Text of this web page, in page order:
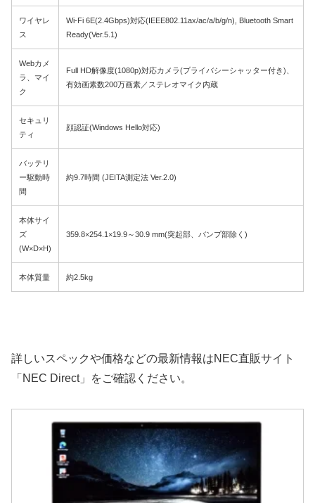
ワイヤレ
ス
Wi-Fi 6E(2.4Gbps)対応(IEEE802.11ax/ac/a/b/g/n), Bluetooth Smart
Ready(Ver.5.1)
Webカメ
ラ、マイ
ク
Full HD解像度(1080p)対応カメラ(プライバシーシャッター付き)、
有効画素数200万画素／ステレオマイク内蔵
セキュリ
ティ
顔認証(Windows Hello対応)
バッテリ
ー駆動時
間
約9.7時間 (JEITA測定法 Ver.2.0)
本体サイ
ズ
(W×D×H)
359.8×254.1×19.9～30.9 mm(突起部、バンプ部除く)
本体質量 約2.5kg
詳しいスペックや価格などの最新情報はNEC直販サイト
「NEC Direct」をご確認ください。